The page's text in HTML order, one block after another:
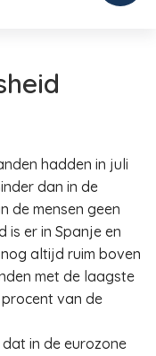
hadden in juli
dan in de
de mensen geen
is er in Spanje en
altijd ruim boven
met de laagste
van de
in de eurozone